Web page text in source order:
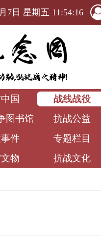
7日 星期五 11:54:18
国
战线战役
图书馆
抗战公益
件
专题栏目
物 抗战文化